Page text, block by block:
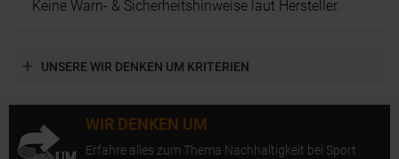
Keine Warn- & Sicherheitshinweise laut Hersteller.
UNSERE WIR DENKEN UM KRITERIEN
WIR DENKEN UM
Erfahre alles zum Thema Nachhaltigkeit bei Sport